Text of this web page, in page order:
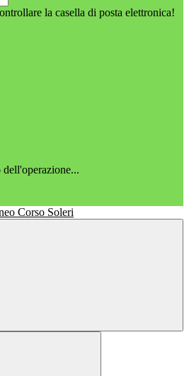
la casella di posta elettronica!